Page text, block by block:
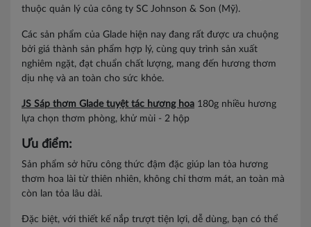
thuộc quản lý của công ty SC Johnson & Son (Mỹ).
Các sản phẩm của Glade hiện nay đang rất được ưa chuộng
bởi giá thành sản phẩm hợp lý, cùng quy trình sản xuất
nghiêm ngặt, đạt chuẩn chất lượng, mang đến hương thơm
dịu nhẹ và an toàn cho sức khỏe.
JS Sáp thơm Glade tuyệt tác hương hoa 180g nhiều hương
lựa chọn thơm phòng, khử mùi - 2 hộp
Ưu điểm:
Sản phẩm sở hữu công thức đậm đặc giúp lan tỏa hương
thơm hoa lài từ thiên nhiên, không chỉ thơm mát, an toàn mà
còn lan tỏa lâu dài.
Đặc biệt, với thiết kế nắp trượt tiện lợi, dễ dùng, bạn có thể